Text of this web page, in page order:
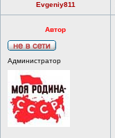
Evgeniy811
Автор
Администратор